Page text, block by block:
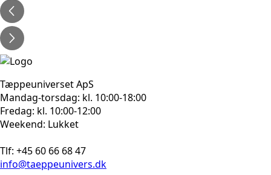
Tæppeuniverset ApS
Mandag-torsdag: kl. 10:00-18:00
Fredag: kl. 10:00-12:00
Weekend: Lukket
Tlf: +45 60 66 68 47
info@taeppeunivers.dk